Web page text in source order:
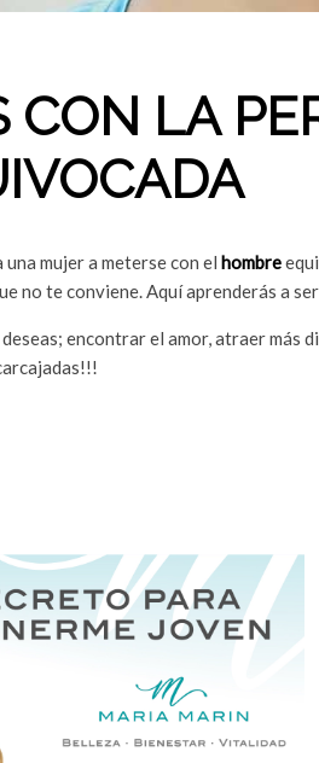
CON LA
mujer a meterse con el hombre
no te conviene. Aquí aprenderás a
encontrar el amor, atraer más